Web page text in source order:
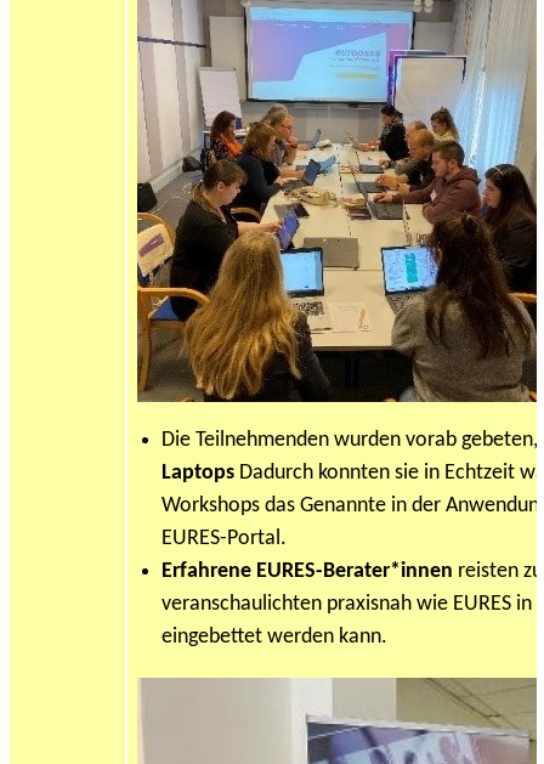
Die Teilnehmenden wurden vorab gebeten,
Laptops Dadurch konnten sie in Echtzeit
Workshops das Genannte in der
EURES-Portal.
Erfahrene EURES-Berater*innen reisten
veranschaulichten praxisnah wie EURES
eingebettet werden kann.